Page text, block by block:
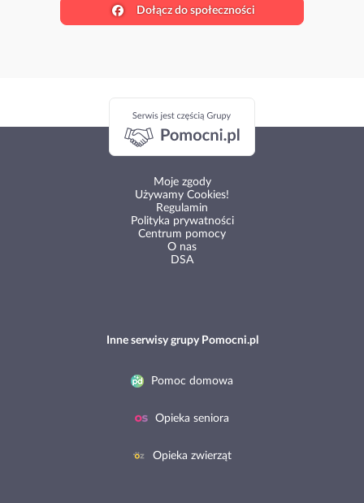
Dołącz do społeczności
Moje zgody
Używamy Cookies!
Regulamin
Polityka prywatności
Centrum pomocy
O nas
DSA
Inne serwisy grupy Pomocni.pl
Pomoc domowa
Opieka seniora
Opieka zwierząt